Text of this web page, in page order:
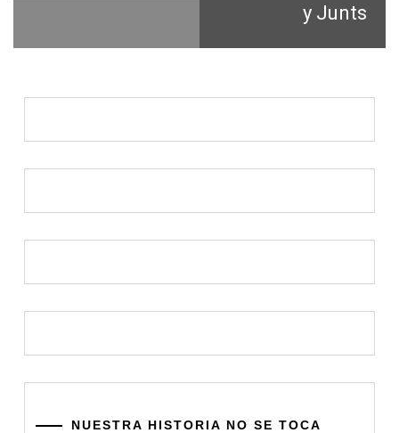
y Junts
NUESTRA HISTORIA NO SE TOCA